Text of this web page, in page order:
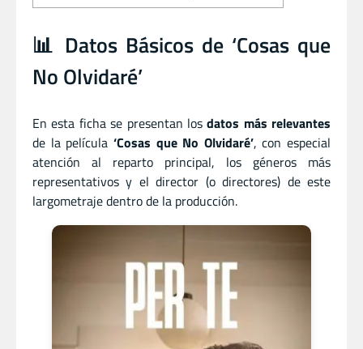
📊 Datos Básicos de ‘Cosas que
No Olvidaré’
En esta ficha se presentan losdatos más relevantes
de la película ‘Cosas que No Olvidaré’, con especial
atención al reparto principal, los géneros más
representativos y el director (o directores) de este
largometraje dentro de la producción.